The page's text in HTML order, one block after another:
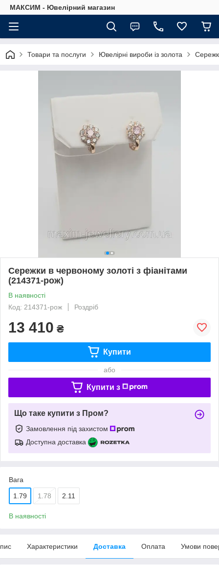
МАКСИМ - Ювелірний магазин
Товари та послуги Ювелірні вироби із золота
Сережки в червоному золоті з фіанітами
(214371-рож)
В наявності
Код: 214371-рож
Роздріб
13 410 ₴
Купити
або
Купити з
Що таке купити з Пром?
Замовлення під захистом
Доступна доставка
Вага
1.79 1.78 2.11
В наявності
Характеристики Доставка Оплата Умови